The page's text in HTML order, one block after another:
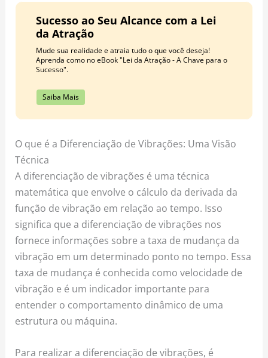
Sucesso ao Seu Alcance com a Lei
da Atração
Mude sua realidade e atraia tudo o que você deseja!
Aprenda como no eBook "Lei da Atração - A Chave para o
Sucesso".
Saiba Mais
O que é a Diferenciação de Vibrações: Uma Visão
Técnica
A diferenciação de vibrações é uma técnica
matemática que envolve o cálculo da derivada da
função de vibração em relação ao tempo. Isso
significa que a diferenciação de vibrações nos
fornece informações sobre a taxa de mudança da
vibração em um determinado ponto no tempo. Essa
taxa de mudança é conhecida como velocidade de
vibração e é um indicador importante para
entender o comportamento dinâmico de uma
estrutura ou máquina.
Para realizar a diferenciação de vibrações, é